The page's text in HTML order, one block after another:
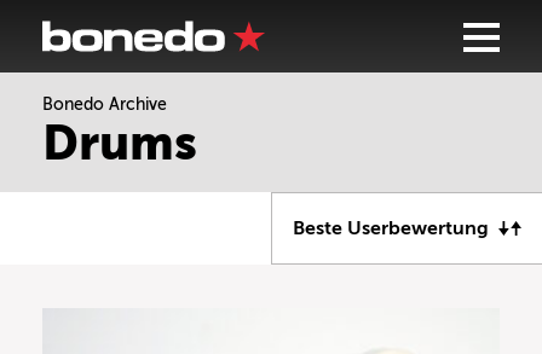
Bonedo Archive
Drums
Beste Userbewertung